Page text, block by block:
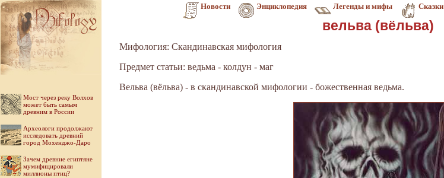
Новости Энциклопедия Легенды и мифы Сказки
Мост через реку Волхов
может быть самым
древним в России
Археологи продолжают
исследовать древний
город Мохенджо-Даро
Зачем древние египтяне
мумифицировали
миллионы птиц?
вельва (вёльва)
Мифология: Скандинавская мифология
Предмет статьи: ведьма - колдун - маг
Вельва (вёльва) - в скандинавской мифологии - божественная ведьма.